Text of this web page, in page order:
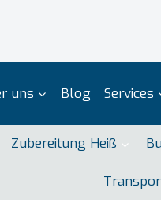
uns Blog Services
Zubereitung Heiß